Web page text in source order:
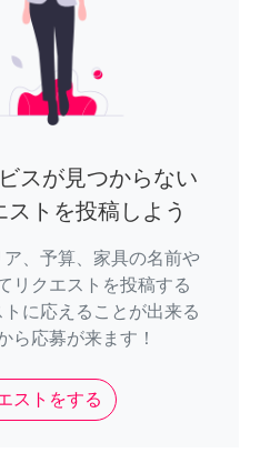
スが見つからない
トを投稿しよう
、予算、家具の名前や
リクエストを投稿する
に応えることが出来る
ら応募が来ます！
ストをする